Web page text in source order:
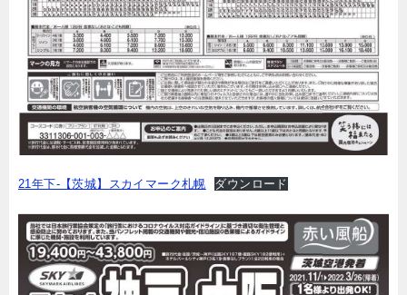
21年下-【茨城】スカイマーク札幌 ダウンロード